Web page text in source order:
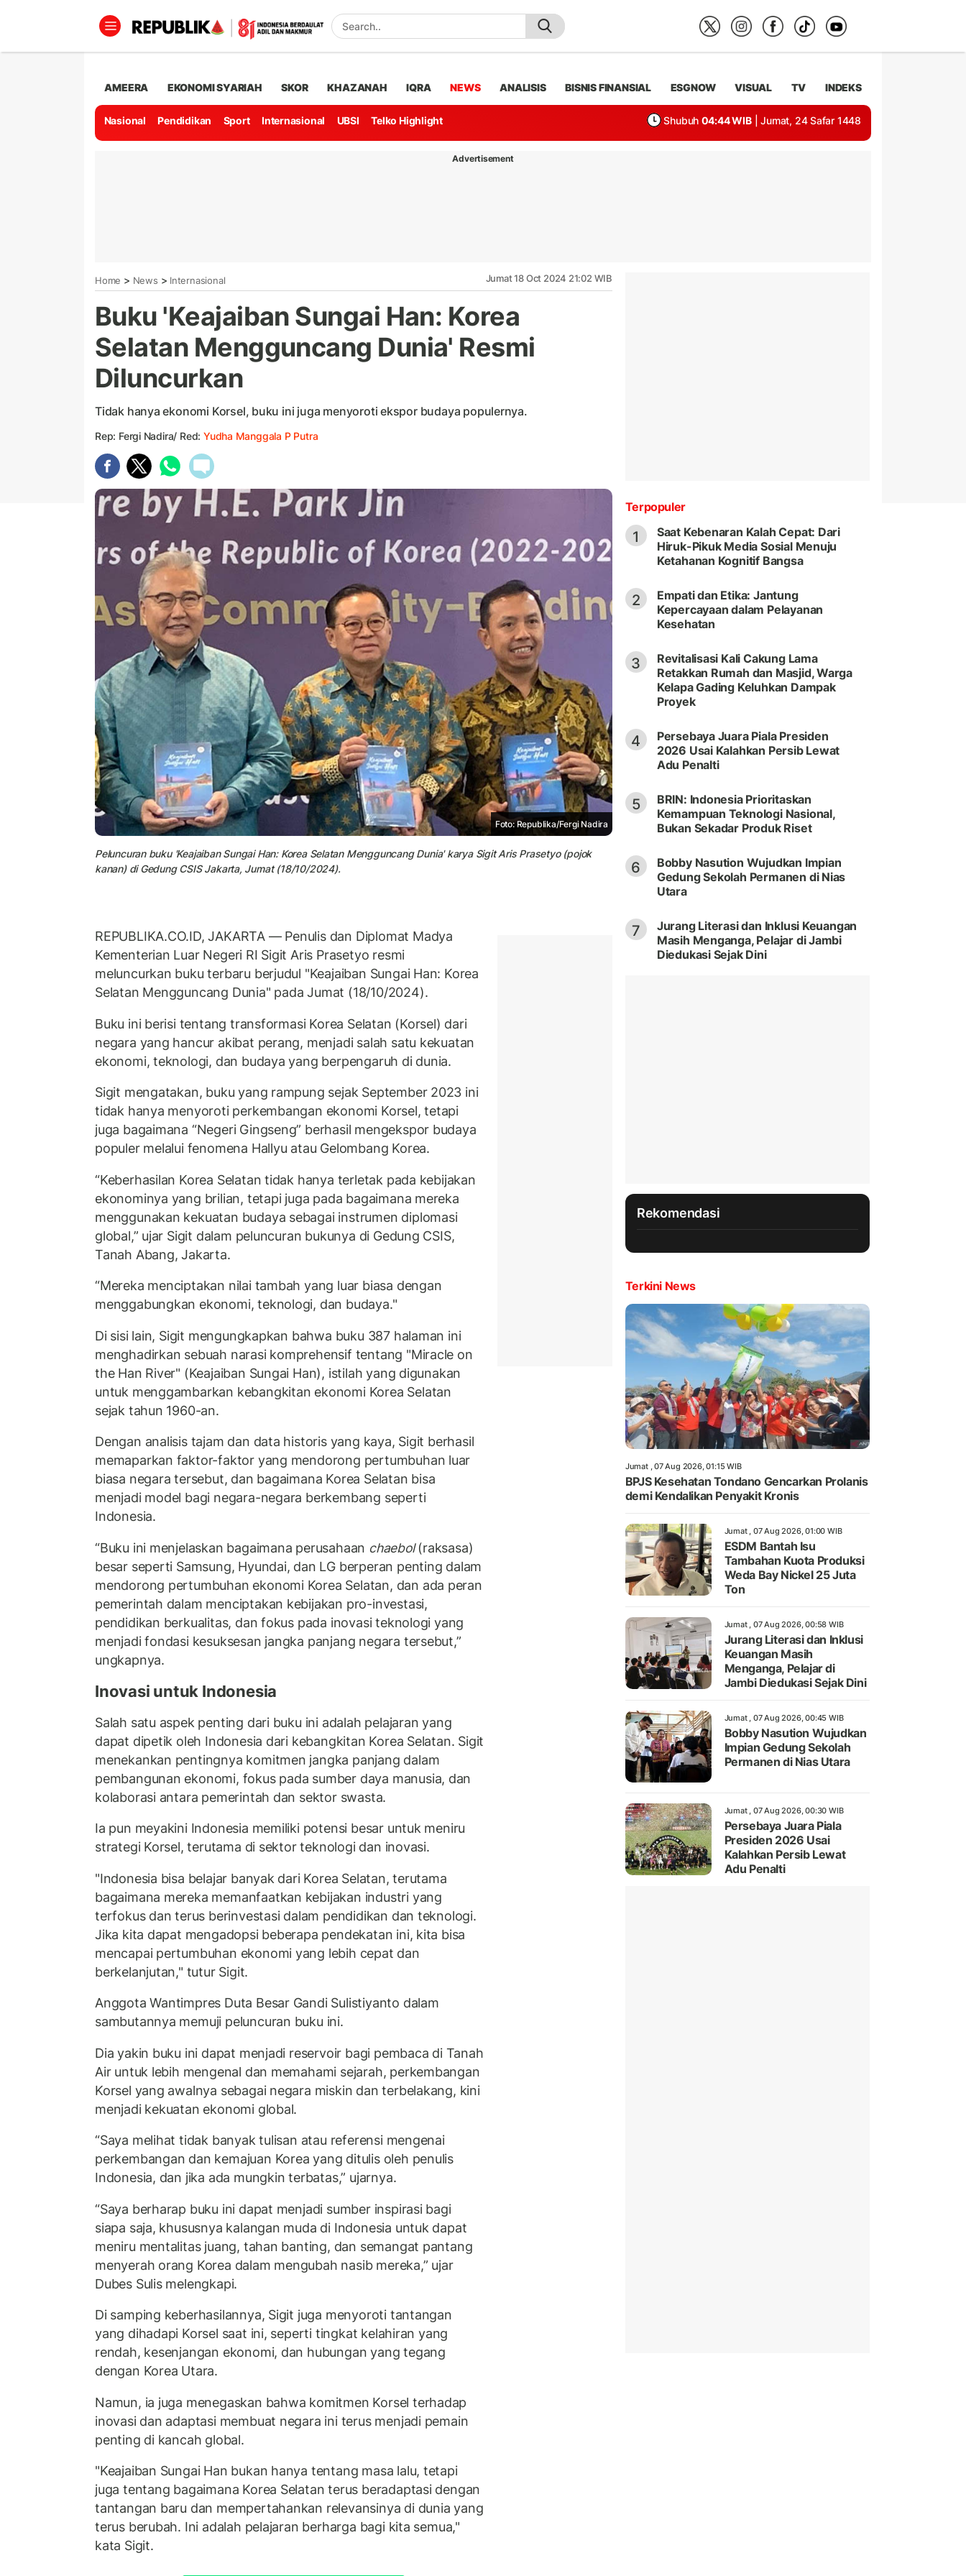
AMEERA EKONOMI SYARIAH SKOR KHAZANAH IQRA NEWS ANALISIS BISNIS FINANSIAL ESGNOW VISUAL TV INDEKS
Nasional Pendidikan Sport Internasional UBSI Telko Highlight Shubuh 04:44 WIB | Jumat, 24 Safar 1448
Advertisement
Home > News > Internasional Jumat 18 Oct 2024 21:02 WIB
Buku 'Keajaiban Sungai Han: Korea
Selatan Mengguncang Dunia' Resmi
Diluncurkan
Tidak hanya ekonomi Korsel, buku ini juga menyoroti ekspor budaya populernya.
Rep: Fergi Nadira/ Red: Yudha Manggala P Putra
Foto: Republika/Fergi Nadira
Peluncuran buku 'Keajaiban Sungai Han: Korea Selatan Mengguncang Dunia' karya Sigit Aris Prasetyo (pojok
kanan) di Gedung CSIS Jakarta, Jumat (18/10/2024).
REPUBLIKA.CO.ID, JAKARTA — Penulis dan Diplomat Madya
Kementerian Luar Negeri RI Sigit Aris Prasetyo resmi
meluncurkan buku terbaru berjudul "Keajaiban Sungai Han: Korea
Selatan Mengguncang Dunia" pada Jumat (18/10/2024).
Buku ini berisi tentang transformasi Korea Selatan (Korsel) dari
negara yang hancur akibat perang, menjadi salah satu kekuatan
ekonomi, teknologi, dan budaya yang berpengaruh di dunia.
Sigit mengatakan, buku yang rampung sejak September 2023 ini
tidak hanya menyoroti perkembangan ekonomi Korsel, tetapi
juga bagaimana “Negeri Gingseng” berhasil mengekspor budaya
populer melalui fenomena Hallyu atau Gelombang Korea.
“Keberhasilan Korea Selatan tidak hanya terletak pada kebijakan
ekonominya yang brilian, tetapi juga pada bagaimana mereka
menggunakan kekuatan budaya sebagai instrumen diplomasi
global,” ujar Sigit dalam peluncuran bukunya di Gedung CSIS,
Tanah Abang, Jakarta.
“Mereka menciptakan nilai tambah yang luar biasa dengan
menggabungkan ekonomi, teknologi, dan budaya."
Di sisi lain, Sigit mengungkapkan bahwa buku 387 halaman ini
menghadirkan sebuah narasi komprehensif tentang "Miracle on
the Han River" (Keajaiban Sungai Han), istilah yang digunakan
untuk menggambarkan kebangkitan ekonomi Korea Selatan
sejak tahun 1960-an.
Dengan analisis tajam dan data historis yang kaya, Sigit berhasil
memaparkan faktor-faktor yang mendorong pertumbuhan luar
biasa negara tersebut, dan bagaimana Korea Selatan bisa
menjadi model bagi negara-negara berkembang seperti
Indonesia.
“Buku ini menjelaskan bagaimana perusahaan chaebol(raksasa)
besar seperti Samsung, Hyundai, dan LG berperan penting dalam
mendorong pertumbuhan ekonomi Korea Selatan, dan ada peran
pemerintah dalam menciptakan kebijakan pro-investasi,
pendidikan berkualitas, dan fokus pada inovasi teknologi yang
menjadi fondasi kesuksesan jangka panjang negara tersebut,”
ungkapnya.
Inovasi untuk Indonesia
Salah satu aspek penting dari buku ini adalah pelajaran yang
dapat dipetik oleh Indonesia dari kebangkitan Korea Selatan. Sigit
menekankan pentingnya komitmen jangka panjang dalam
pembangunan ekonomi, fokus pada sumber daya manusia, dan
kolaborasi antara pemerintah dan sektor swasta.
Ia pun meyakini Indonesia memiliki potensi besar untuk meniru
strategi Korsel, terutama di sektor teknologi dan inovasi.
"Indonesia bisa belajar banyak dari Korea Selatan, terutama
bagaimana mereka memanfaatkan kebijakan industri yang
terfokus dan terus berinvestasi dalam pendidikan dan teknologi.
Jika kita dapat mengadopsi beberapa pendekatan ini, kita bisa
mencapai pertumbuhan ekonomi yang lebih cepat dan
berkelanjutan," tutur Sigit.
Anggota Wantimpres Duta Besar Gandi Sulistiyanto dalam
sambutannya memuji peluncuran buku ini.
Dia yakin buku ini dapat menjadi reservoir bagi pembaca di Tanah
Air untuk lebih mengenal dan memahami sejarah, perkembangan
Korsel yang awalnya sebagai negara miskin dan terbelakang, kini
menjadi kekuatan ekonomi global.
“Saya melihat tidak banyak tulisan atau referensi mengenai
perkembangan dan kemajuan Korea yang ditulis oleh penulis
Indonesia, dan jika ada mungkin terbatas,” ujarnya.
“Saya berharap buku ini dapat menjadi sumber inspirasi bagi
siapa saja, khususnya kalangan muda di Indonesia untuk dapat
meniru mentalitas juang, tahan banting, dan semangat pantang
menyerah orang Korea dalam mengubah nasib mereka,” ujar
Dubes Sulis melengkapi.
Di samping keberhasilannya, Sigit juga menyoroti tantangan
yang dihadapi Korsel saat ini, seperti tingkat kelahiran yang
rendah, kesenjangan ekonomi, dan hubungan yang tegang
dengan Korea Utara.
Namun, ia juga menegaskan bahwa komitmen Korsel terhadap
inovasi dan adaptasi membuat negara ini terus menjadi pemain
penting di kancah global.
"Keajaiban Sungai Han bukan hanya tentang masa lalu, tetapi
juga tentang bagaimana Korea Selatan terus beradaptasi dengan
tantangan baru dan mempertahankan relevansinya di dunia yang
terus berubah. Ini adalah pelajaran berharga bagi kita semua,"
kata Sigit.
Terpopuler
1
Saat Kebenaran Kalah Cepat: Dari
Hiruk-Pikuk Media Sosial Menuju
Ketahanan Kognitif Bangsa
2
Empati dan Etika: Jantung
Kepercayaan dalam Pelayanan
Kesehatan
3
Revitalisasi Kali Cakung Lama
Retakkan Rumah dan Masjid, Warga
Kelapa Gading Keluhkan Dampak
Proyek
4
Persebaya Juara Piala Presiden
2026 Usai Kalahkan Persib Lewat
Adu Penalti
5
BRIN: Indonesia Prioritaskan
Kemampuan Teknologi Nasional,
Bukan Sekadar Produk Riset
6
Bobby Nasution Wujudkan Impian
Gedung Sekolah Permanen di Nias
Utara
7
Jurang Literasi dan Inklusi Keuangan
Masih Menganga, Pelajar di Jambi
Diedukasi Sejak Dini
Rekomendasi
Terkini News
Jumat , 07 Aug 2026, 01:15 WIB
BPJS Kesehatan Tondano Gencarkan Prolanis
demi Kendalikan Penyakit Kronis
Jumat , 07 Aug 2026, 01:00 WIB
ESDM Bantah Isu
Tambahan Kuota Produksi
Weda Bay Nickel 25 Juta
Ton
Jumat , 07 Aug 2026, 00:58 WIB
Jurang Literasi dan Inklusi
Keuangan Masih
Menganga, Pelajar di
Jambi Diedukasi Sejak Dini
Jumat , 07 Aug 2026, 00:45 WIB
Bobby Nasution Wujudkan
Impian Gedung Sekolah
Permanen di Nias Utara
Jumat , 07 Aug 2026, 00:30 WIB
Persebaya Juara Piala
Presiden 2026 Usai
Kalahkan Persib Lewat
Adu Penalti